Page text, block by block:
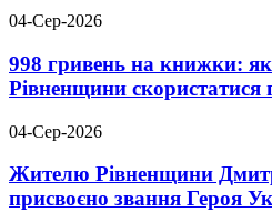
04-Сер-2026
998 гривень на книжки:
Рівненщини
04-Сер-2026
Жителю Рівненщини
присвоєно звання Героя